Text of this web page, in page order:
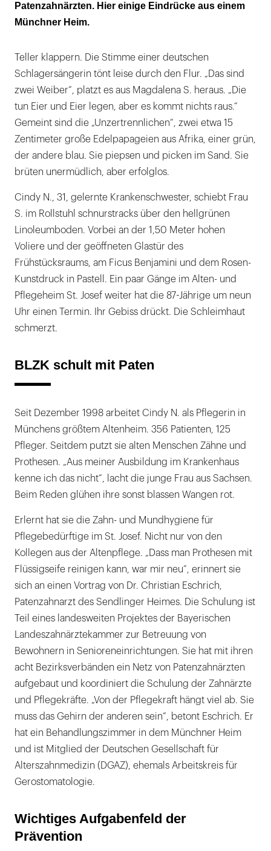
Patenzahnärzten. Hier einige Eindrücke aus einem
Münchner Heim.
Teller klappern. Die Stimme einer deutschen
Schlagersängerin tönt leise durch den Flur. „Das sind
zwei Weiber“, platzt es aus Magdalena S. heraus. „Die
tun Eier und Eier legen, aber es kommt nichts raus.“
Gemeint sind die „Unzertrennlichen“, zwei etwa 15
Zentimeter große Edelpapageien aus Afrika, einer grün,
der andere blau. Sie piepsen und picken im Sand. Sie
brüten unermüdlich, aber erfolglos.
Cindy N., 31, gelernte Krankenschwester, schiebt Frau
S. im Rollstuhl schnurstracks über den hellgrünen
Linoleumboden. Vorbei an der 1,50 Meter hohen
Voliere und der geöffneten Glastür des
Frühstücksraums, am Ficus Benjamini und dem Rosen-
Kunstdruck in Pastell. Ein paar Gänge im Alten- und
Pflegeheim St. Josef weiter hat die 87-Jährige um neun
Uhr einen Termin. Ihr Gebiss drückt. Die Schleimhaut
schmerzt.
BLZK schult mit Paten
Seit Dezember 1998 arbeitet Cindy N. als Pflegerin in
Münchens größtem Altenheim. 356 Patienten, 125
Pfleger. Seitdem putzt sie alten Menschen Zähne und
Prothesen. „Aus meiner Ausbildung im Krankenhaus
kenne ich das nicht“, lacht die junge Frau aus Sachsen.
Beim Reden glühen ihre sonst blassen Wangen rot.
Erlernt hat sie die Zahn- und Mundhygiene für
Pflegebedürftige im St. Josef. Nicht nur von den
Kollegen aus der Altenpflege. „Dass man Prothesen mit
Flüssigseife reinigen kann, war mir neu“, erinnert sie
sich an einen Vortrag von Dr. Christian Eschrich,
Patenzahnarzt des Sendlinger Heimes. Die Schulung ist
Teil eines landesweiten Projektes der Bayerischen
Landeszahnärztekammer zur Betreuung von
Bewohnern in Senioreneinrichtungen. Sie hat mit ihren
acht Bezirksverbänden ein Netz von Patenzahnärzten
aufgebaut und koordiniert die Schulung der Zahnärzte
und Pflegekräfte. „Von der Pflegekraft hängt viel ab. Sie
muss das Gehirn der anderen sein“, betont Eschrich. Er
hat ein Behandlungszimmer in dem Münchner Heim
und ist Mitglied der Deutschen Gesellschaft für
Alterszahnmedizin (DGAZ), ehemals Arbeitskreis für
Gerostomatologie.
Wichtiges Aufgabenfeld der
Prävention